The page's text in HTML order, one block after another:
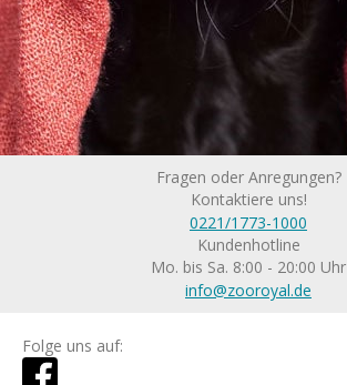
Fragen oder Anregungen?
Kontaktiere uns!
0221/1773-1000
Kundenhotline
Mo. bis Sa. 8:00 - 20:00 Uhr
info@zooroyal.de
Folge uns auf: